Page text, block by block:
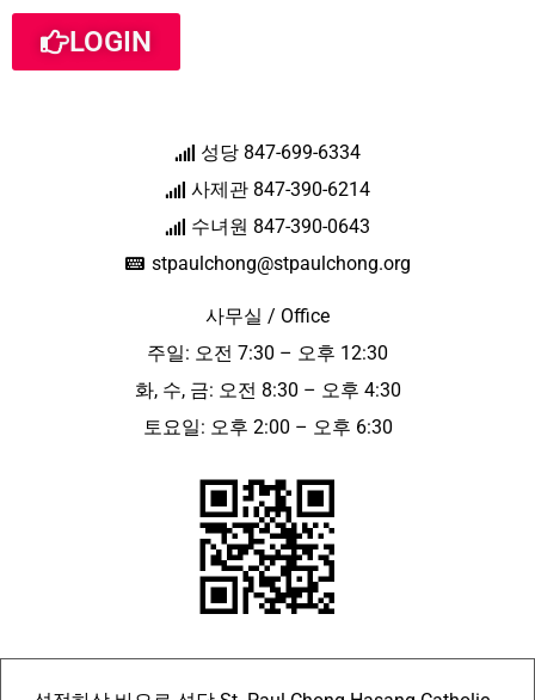
LOGIN
성당 847-699-6334
사제관 847-390-6214
수녀원 847-390-0643
stpaulchong@stpaulchong.org
사무실 / Office
주일: 오전 7:30 – 오후 12:30
화, 수, 금: 오전 8:30 – 오후 4:30
토요일: 오후 2:00 – 오후 6:30